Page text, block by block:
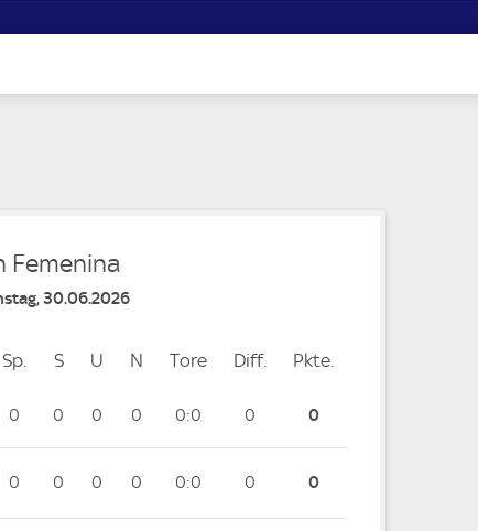
Femenina
30.06.2026
Sp. Spiele
SSiege
U Unentschieden
N Niederlagen
Tore ToreDiff. Differenz
Pkte.
0 0 0 0 0:0 0 0
0 0 0 0 0:0 0 0